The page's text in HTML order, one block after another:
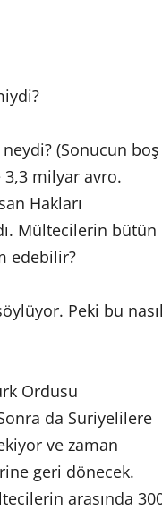
(Sonucun boş
3,3 milyar avro.
Hakları
Mültecilerin bütün
edebilir?
Peki bu
Ordusu
da Suriyelilere
ve zaman
geri dönecek.
arasında